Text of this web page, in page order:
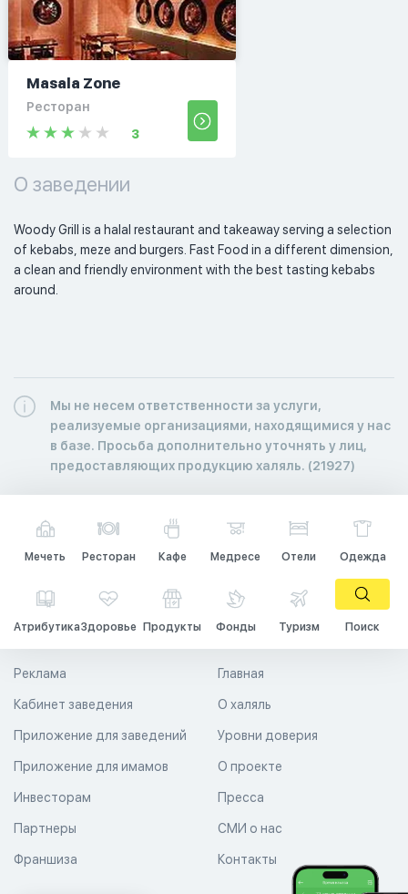
Masala Zone
Ресторан
3
О заведении
Woody Grill is a halal restaurant and takeaway serving a selection
of kebabs, meze and burgers. Fast Food in a different dimension,
a clean and friendly environment with the best tasting kebabs
around.
Мы не несем ответственности за услуги,
реализуемые организациями, находящимися у нас
в базе. Просьба дополнительно уточнять у лиц,
предоставляющих продукцию халяль. (21927)
Мечеть Ресторан Кафе Медресе Отели Одежда
АтрибутикаЗдоровье Продукты Фонды Туризм Поиск
Главная
О халяль
Уровни доверия
Реклама
Кабинет заведения
Приложение для заведений
Приложение для имамов О проекте
Пресса
СМИ о нас
Контакты
Инвесторам
Партнеры
Франшиза